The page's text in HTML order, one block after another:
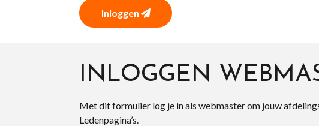
Inloggen
INLOGGEN
Met dit formulier log je in als webmaster om jouw
Ledenpagina’s.